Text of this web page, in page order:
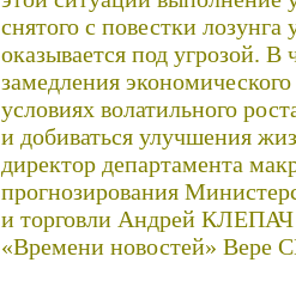
снятого с повестки
оказывается под угрозой. В
замедления
условиях волатильного
и добиваться улучшения
директор департамента
прогнозирования
и торговли Андрей КЛЕПАЧ
«Времени новостей»